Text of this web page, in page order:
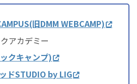
旧DMM WEBCAMP)
アカデミー
クキャンプ)
ドSTUDIO by LIG